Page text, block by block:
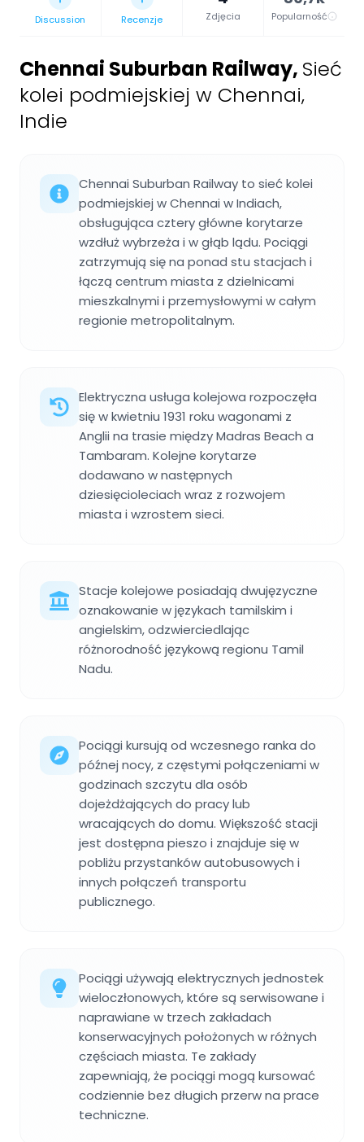
Discussion Recenzje Zdjęcia Popularność
Chennai Suburban Railway, Sieć
kolei podmiejskiej w Chennai,
Indie
Chennai Suburban Railway to sieć kolei
podmiejskiej w Chennai w Indiach,
obsługująca cztery główne korytarze
wzdłuż wybrzeża i w głąb lądu. Pociągi
zatrzymują się na ponad stu stacjach i
łączą centrum miasta z dzielnicami
mieszkalnymi i przemysłowymi w całym
regionie metropolitalnym.
Elektryczna usługa kolejowa rozpoczęła
się w kwietniu 1931 roku wagonami z
Anglii na trasie między Madras Beach a
Tambaram. Kolejne korytarze
dodawano w następnych
dziesięcioleciach wraz z rozwojem
miasta i wzrostem sieci.
Stacje kolejowe posiadają dwujęzyczne
oznakowanie w językach tamilskim i
angielskim, odzwierciedlając
różnorodność językową regionu Tamil
Nadu.
Pociągi kursują od wczesnego ranka do
późnej nocy, z częstymi połączeniami w
godzinach szczytu dla osób
dojeżdżających do pracy lub
wracających do domu. Większość stacji
jest dostępna pieszo i znajduje się w
pobliżu przystanków autobusowych i
innych połączeń transportu
publicznego.
Pociągi używają elektrycznych jednostek
wieloczłonowych, które są serwisowane i
naprawiane w trzech zakładach
konserwacyjnych położonych w różnych
częściach miasta. Te zakłady
zapewniają, że pociągi mogą kursować
codziennie bez długich przerw na prace
techniczne.